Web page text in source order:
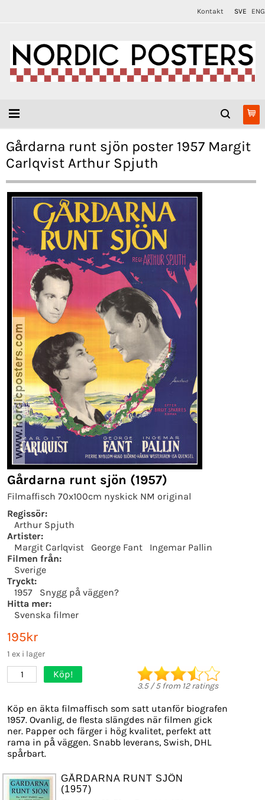
Kontakt SVE ENG
Gårdarna runt sjön poster 1957 Margit
Carlqvist Arthur Spjuth
Gårdarna runt sjön (1957)
Filmaffisch 70x100cm nyskick NM original
Regissör:
Arthur Spjuth
Artister:
Margit Carlqvist
George Fant
Ingemar Pallin
Filmen från:
Sverige
Tryckt:
1957
Snygg på väggen?
Hitta mer:
Svenska filmer
195kr
1 ex i lager
1 Köp!
3.5/5from 12ratings
Köp en äkta filmaffisch som satt utanför biografen
1957. Ovanlig, de flesta slängdes när filmen gick
ner. Papper och färger i hög kvalitet, perfekt att
rama in på väggen. Snabb leverans, Swish, DHL
spårbart.
GÅRDARNA RUNT SJÖN
(1957)